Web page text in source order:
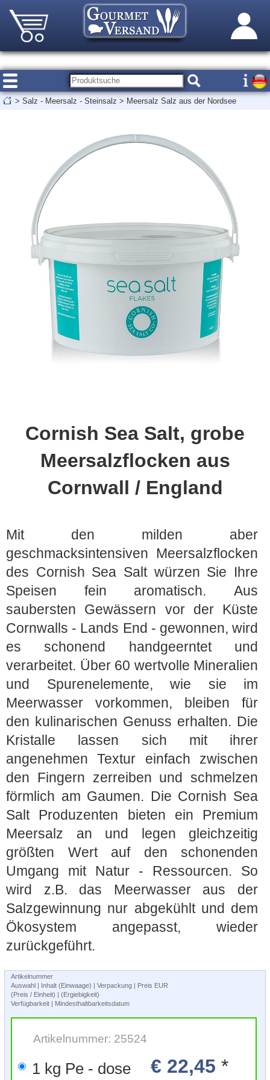
> Salz - Meersalz - Steinsalz > Meersalz Salz aus der Nordsee
Cornish Sea Salt, grobe
Meersalzflocken aus
Cornwall / England
Mit den milden aber
geschmacksintensiven Meersalzflocken
des Cornish Sea Salt würzen Sie Ihre
Speisen fein aromatisch. Aus
saubersten Gewässern vor der Küste
Cornwalls - Lands End - gewonnen, wird
es schonend handgeerntet und
verarbeitet. Über 60 wertvolle Mineralien
und Spurenelemente, wie sie im
Meerwasser vorkommen, bleiben für
den kulinarischen Genuss erhalten. Die
Kristalle lassen sich mit ihrer
angenehmen Textur einfach zwischen
den Fingern zerreiben und schmelzen
förmlich am Gaumen. Die Cornish Sea
Salt Produzenten bieten ein Premium
Meersalz an und legen gleichzeitig
größten Wert auf den schonenden
Umgang mit Natur - Ressourcen. So
wird z.B. das Meerwasser aus der
Salzgewinnung nur abgekühlt und dem
Ökosystem angepasst, wieder
zurückgeführt.
Artikelnummer
Auswahl | Inhalt (Einwaage) | Verpackung | Preis EUR
(Preis / Einheit) | (Ergiebigkeit)
Verfügbarkeit | Mindesthaltbarkeitsdatum
Artikelnummer: 25524
1 kg Pe - dose € 22,45 *